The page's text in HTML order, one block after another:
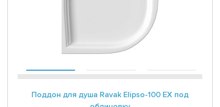
Поддон для душа Ravak Elipso-100 EX под